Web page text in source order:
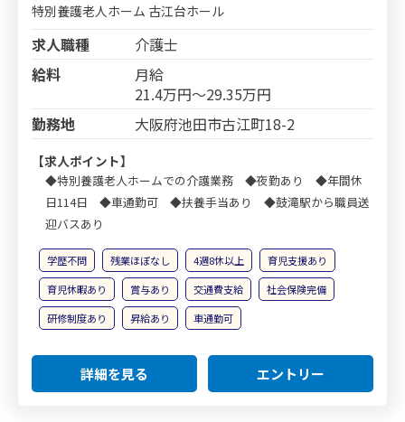
特別養護老人ホーム 古江台ホール
求人職種
介護士
給料
月給
21.4万円～29.35万円
勤務地
大阪府池田市古江町18-2
【求人ポイント】
◆特別養護老人ホームでの介護業務 ◆夜勤あり ◆年間休
日114日 ◆車通勤可 ◆扶養手当あり ◆鼓滝駅から職員送
迎バスあり
学歴不問 残業ほぼなし 4週8休以上
育児支援あり
育児休暇あり
賞与あり 交通費支給
社会保険完備
研修制度あり
昇給あり 車通勤可
詳細を見る エントリー